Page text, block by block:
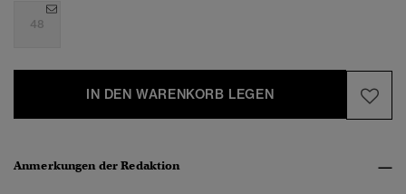
48
IN DEN WARENKORB LEGEN
Anmerkungen der Redaktion